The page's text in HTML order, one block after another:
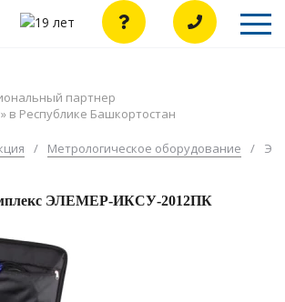
партнер
Республике Башкортостан
/ Метрологическое оборудование /
ЭЛЕМЕР-ИКСУ-2012ПК